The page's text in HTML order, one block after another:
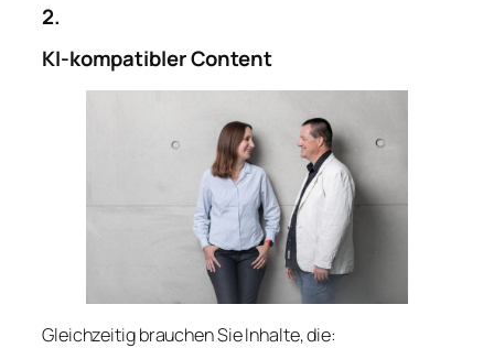
2.
KI-kompatibler Content
Gleichzeitig brauchen Sie Inhalte, die: